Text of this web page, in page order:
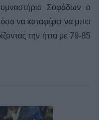
Σοφάδων ο
να καταφέρει να μπει
την ήττα με 79-85